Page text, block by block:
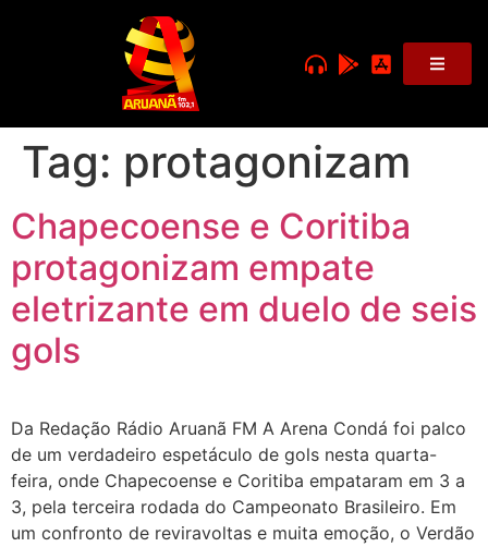
Tag: protagonizam
Chapecoense e Coritiba
protagonizam empate
eletrizante em duelo de seis
gols
Da Redação Rádio Aruanã FM A Arena Condá foi palco
de um verdadeiro espetáculo de gols nesta quarta-
feira, onde Chapecoense e Coritiba empataram em 3 a
3, pela terceira rodada do Campeonato Brasileiro. Em
um confronto de reviravoltas e muita emoção, o Verdão